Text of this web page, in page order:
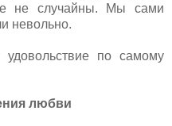
не случайны. Мы сами
невольно.
по самому
любви